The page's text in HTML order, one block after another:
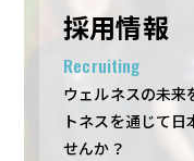
採用情報
Recruiting
ウェルネスの未来
トネスを通じて
せんか？